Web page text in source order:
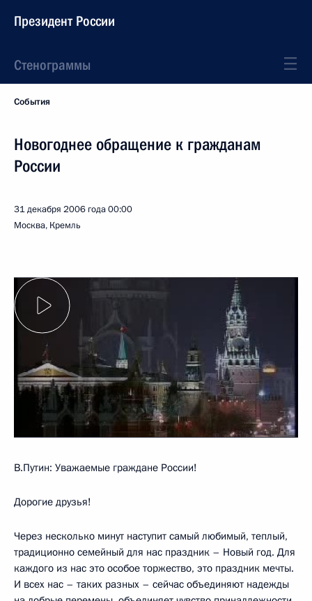
Президент России
Стенограммы
События
Новогоднее обращение к гражданам
России
31 декабря 2006 года00:00
Москва, Кремль
В.Путин: Уважаемые граждане России!
Дорогие друзья!
Через несколько минут наступит самый любимый, теплый,
традиционно семейный для нас праздник – Новый год. Для
каждого из нас это особое торжество, это праздник мечты.
И всех нас – таких разных – сейчас объединяют надежды